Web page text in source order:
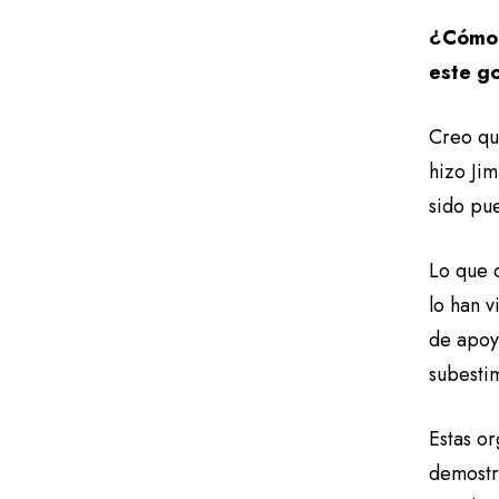
este
Creo
hizo
sido
Lo que
lo han
de
Estas